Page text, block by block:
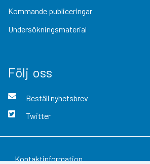
Kommande publiceringar
Undersökningsmaterial
Följ oss
Beställ nyhetsbrev
Twitter
Kontaktinformation